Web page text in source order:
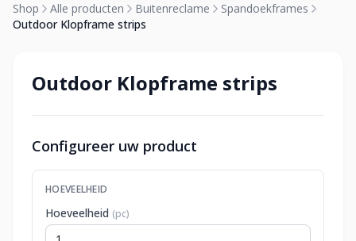
Shop Alle producten Buitenreclame
Spandoekframes
Outdoor Klopframe strips
Outdoor Klopframe strips
Configureer uw product
HOEVEELHEID
Hoeveelheid (pc)